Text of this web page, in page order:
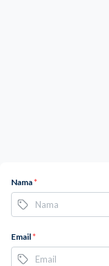
Nama*
Email*